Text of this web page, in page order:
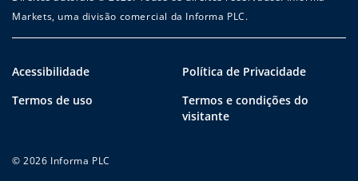
Markets, uma divisão comercial da Informa PLC.
Acessibilidade
Política de Privacidade
Termos de uso
Termos e condições do
visitante
© 2026 Informa PLC